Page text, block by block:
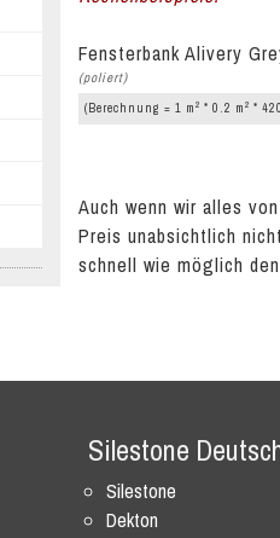
Fensterbank Alivery
(poliert)
(Berechnung = 1 m 2 * 0.2 m 2 *
Auch wenn wir alles
Preis unabsichtlich
schnell wie möglich
Silestone
Silestone
Dekton